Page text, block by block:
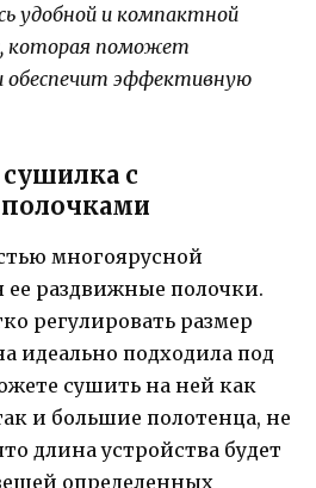
удобной и компактной
которая поможет
обеспечит эффективную
с
многоярусной
раздвижные полочки.
регулировать размер
идеально подходила под
сушить на ней как
и большие полотенца, не
длина устройства будет
определенных